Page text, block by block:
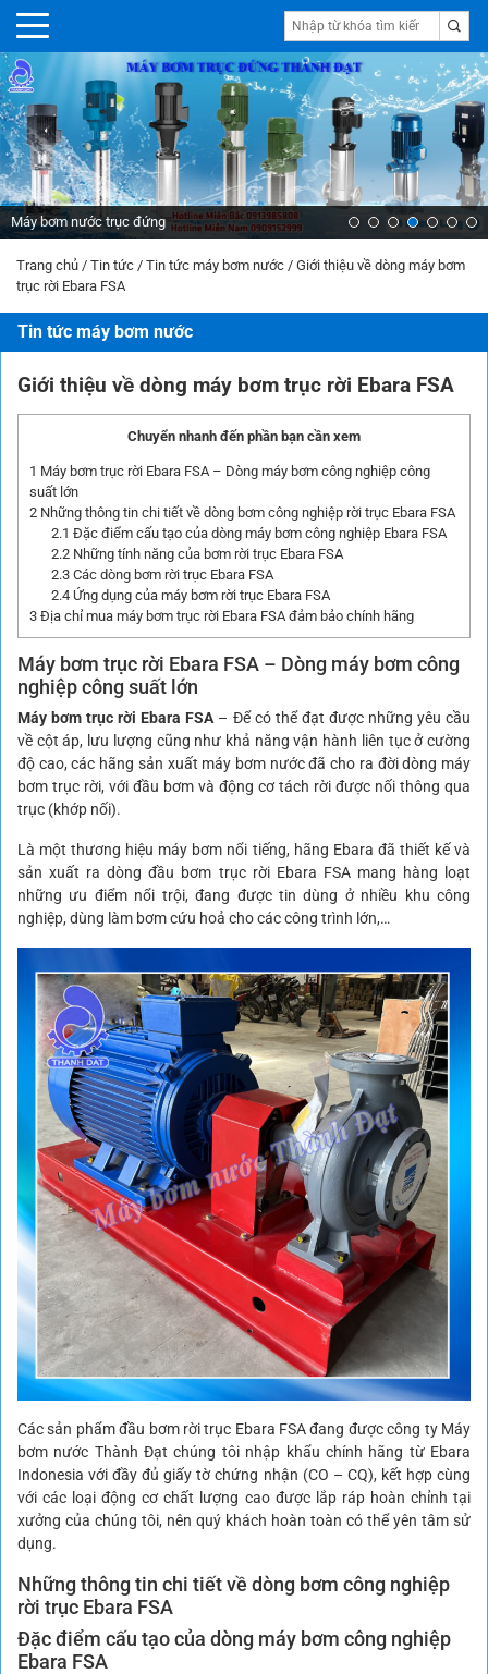
Máy bơm nước
Trang chủ / Tin tức / Tin tức máy bơm nước / Giới thiệu về dòng máy bơm
trục rời Ebara FSA
Tin tức máy bơm nước
Giới thiệu về dòng máy bơm trục rời Ebara FSA
Chuyển nhanh đến phần bạn cần xem
1 Máy bơm trục rời Ebara FSA – Dòng máy bơm công nghiệp công
suất lớn
2 Những thông tin chi tiết về dòng bơm công nghiệp rời trục Ebara FSA
2.1 Đặc điểm cấu tạo của dòng máy bơm công nghiệp Ebara FSA
2.2Những tính năng của bơm rời trục Ebara FSA
2.3Các dòng bơm rời trục Ebara FSA
2.4Ứng dụng của máy bơm rời trục Ebara FSA
3 Địa chỉ mua máy bơm trục rời Ebara FSA đảm bảo chính hãng
Máy bơm trục rời Ebara FSA – Dòng máy bơm công
nghiệp công suất lớn
Máy bơm trục rời Ebara FSA – Để có thể đạt được những yêu cầu
về cột áp, lưu lượng cũng như khả năng vận hành liên tục ở cường
độ cao, các hãng sản xuất máy bơm nước đã cho ra đời dòng máy
bơm trục rời, với đầu bơm và động cơ tách rời được nối thông qua
trục (khớp nối).
Là một thương hiệu máy bơm nổi tiếng, hãng Ebara đã thiết kế và
sản xuất ra dòng đầu bơm trục rời Ebara FSA mang hàng loạt
những ưu điểm nổi trội, đang được tin dùng ở nhiều khu công
nghiệp, dùng làm bơm cứu hoả cho các công trình lớn,…
Các sản phẩm đầu bơm rời trục Ebara FSA đang được công ty Máy
bơm nước Thành Đạt chúng tôi nhập khẩu chính hãng từ Ebara
Indonesia với đầy đủ giấy tờ chứng nhận (CO – CQ), kết hợp cùng
với các loại động cơ chất lượng cao được lắp ráp hoàn chỉnh tại
xưởng của chúng tôi, nên quý khách hoàn toàn có thể yên tâm sử
dụng.
Những thông tin chi tiết về dòng bơm công nghiệp
rời trục Ebara FSA
Đặc điểm cấu tạo của dòng máy bơm công nghiệp
Ebara FSA